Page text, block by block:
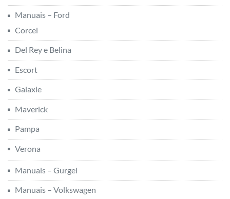
Manuais – Ford
Corcel
Del Rey e Belina
Escort
Galaxie
Maverick
Pampa
Verona
Manuais – Gurgel
Manuais – Volkswagen